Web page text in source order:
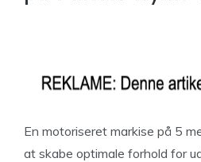
En motoriseret markise på 5
at skabe optimale forhold for